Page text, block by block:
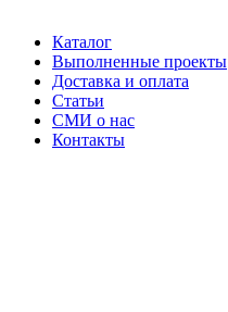
Каталог
Выполненные проекты
Доставка и оплата
Статьи
СМИ о нас
Контакты